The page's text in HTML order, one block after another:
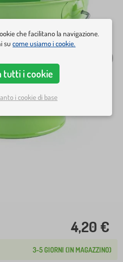
4,20 €
3-5 GIORNI (IN MAGAZZINO)
che facilitano la navigazione.
sucome usiamo i cookie.
tutti i cookie
i cookie di base